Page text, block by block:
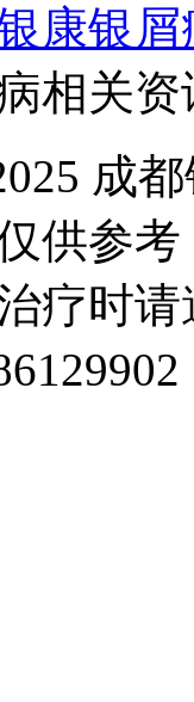
康银
相关资
成
供参
疗时